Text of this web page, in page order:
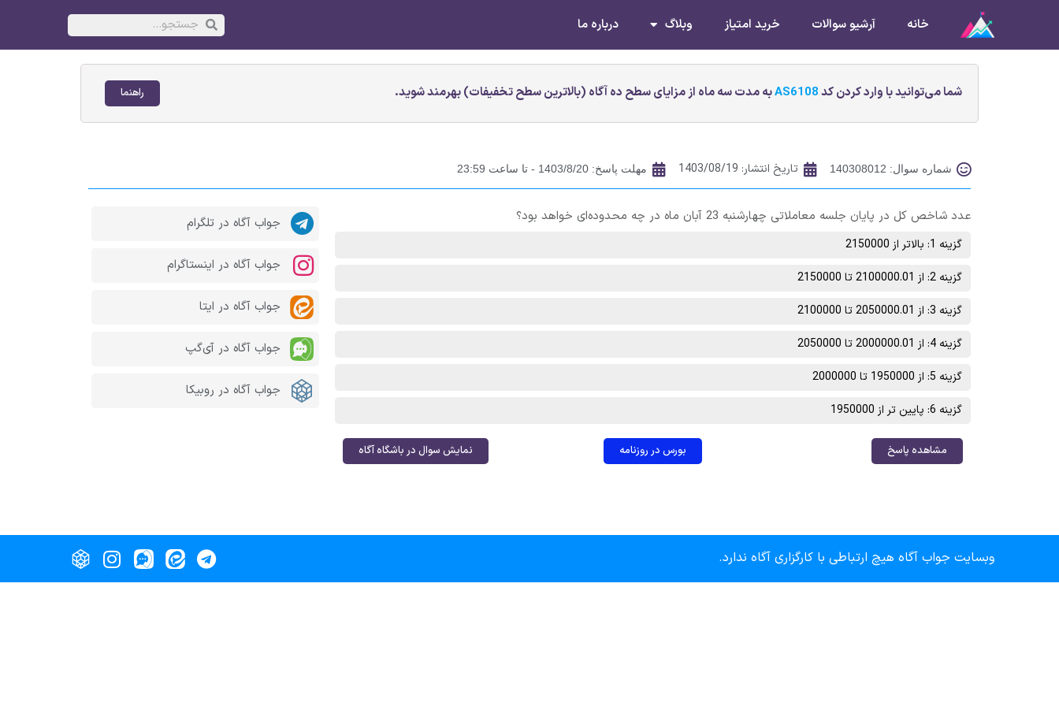
خانه آرشیو سوالات خرید امتیاز وبلاگ درباره ما
شما می‌توانید با وارد کردن کدAS6108به مدت سه ماه از مزایای سطح ده آگاه (بالاترین سطح تخفیفات) بهرمند شوید. راهنما
شماره سوال: 140308012 تاریخ انتشار: 1403/08/19 مهلت پاسخ: 1403/8/20 - تا ساعت 23:59
عدد شاخص کل در پایان جلسه معاملاتی چهارشنبه 23 آبان ماه در چه محدوده‌ای خواهد بود؟
گزینه 1: بالاتر از 2150000
گزینه 2: از 2100000.01 تا 2150000
گزینه 3: از 2050000.01 تا 2100000
گزینه 4: از 2000000.01 تا 2050000
گزینه 5: از 1950000 تا 2000000
گزینه 6: پایین تر از 1950000
مشاهده پاسخ بورس در روزنامه نمایش سوال در باشگاه آگاه
جواب آگاه در تلگرام
جواب آگاه در اینستاگرام
جواب آگاه در ایتا
جواب آگاه در آی‌گپ
جواب آگاه در روبیکا
وبسایت جواب آگاه هیچ ارتباطی با کارگزاری آگاه ندارد.